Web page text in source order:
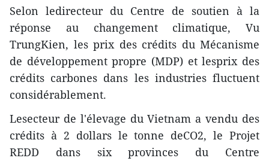
Selon ledirecteur du Centre de soutien à la
réponse au changement climatique, Vu
TrungKien, les prix des crédits du Mécanisme
de développement propre (MDP) et lesprix des
crédits carbones dans les industries fluctuent
considérablement.
Lesecteur de l'élevage du Vietnam a vendu des
crédits à 2 dollars le tonne deCO2, le Projet
REDD dans six provinces du Centre